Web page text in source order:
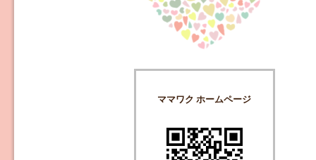
ママワク ホームページ